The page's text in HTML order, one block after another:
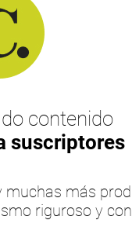
contenido
suscriptores
muchas más
riguroso y